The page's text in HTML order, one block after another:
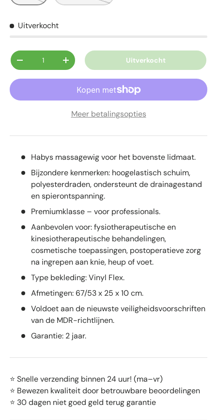
Uitverkocht
Aantal
Verlaag de hoeveelheidVerhoog de hoeveelheidUitverkocht
Meer betalingsopties
Habys massagewig voor het bovenste lidmaat.
Bijzondere kenmerken: hoogelastisch schuim,
polyesterdraden, ondersteunt de drainagestand
en spierontspanning.
Premiumklasse – voor professionals.
Aanbevolen voor: fysiotherapeutische en
kinesiotherapeutische behandelingen,
cosmetische toepassingen, postoperatieve zorg
na ingrepen aan knie, heup of voet.
Type bekleding: Vinyl Flex.
Afmetingen: 67/53 x 25 x 10 cm.
Voldoet aan de nieuwste veiligheidsvoorschriften
van de MDR-richtlijnen.
Garantie: 2 jaar.
⭐ Snelle verzending binnen 24 uur! (ma–vr)
⭐ Bewezen kwaliteit door betrouwbare beoordelingen
⭐ 30 dagen niet goed geld terug garantie